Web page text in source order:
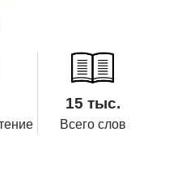
15 тыс.
Всего слов